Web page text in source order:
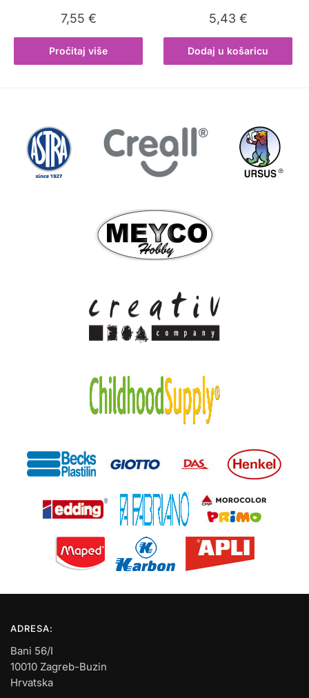
7,55 €
Pročitaj više
5,43 €
Dodaj u košaricu
ADRESA:
Bani 56/I
10010 Zagreb-Buzin
Hrvatska